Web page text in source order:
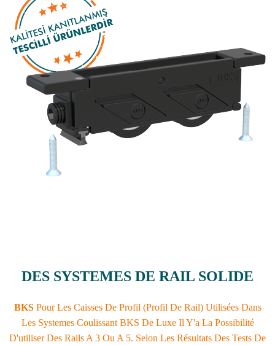
DES SYSTEMES DE RAIL SOLIDE
BKS Pour Les Caisses De Profil (Profil De Rail) Utilisées Dans
Les Systemes Coulissant BKS De Luxe Il Y'a La Possibilité
D'utiliser Des Rails A 3 Ou A 5. Selon Les Résultats Des Tests De